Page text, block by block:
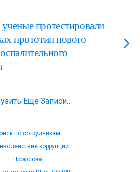
протестировали
прототип нового
Еще Записи…
по сотрудникам
коррупции
Профсоюз